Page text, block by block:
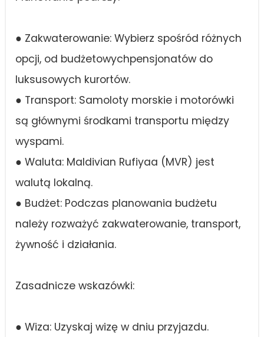
● Zakwaterowanie: Wybierz spośród różnych
opcji, od budżetowychpensjonatów do
luksusowych kurortów.
● Transport: Samoloty morskie i motorówki
są głównymi środkami transportu między
wyspami.
● Waluta: Maldivian Rufiyaa (MVR) jest
walutą lokalną.
● Budżet: Podczas planowania budżetu
należy rozważyć zakwaterowanie, transport,
żywność i działania.
Zasadnicze wskazówki:
● Wiza: Uzyskaj wizę w dniu przyjazdu.